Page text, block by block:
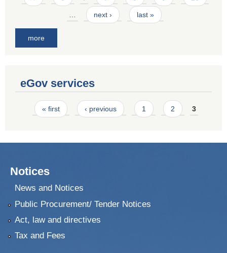
next › last »
more
eGov services
Pages
« first ‹ previous 1 2 3
Notices
News and Notices
Public Procurement/ Tender Notices
Act, law and directives
Tax and Fees